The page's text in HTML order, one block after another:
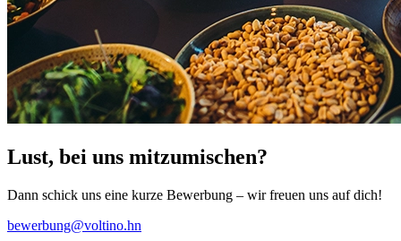
Lust, bei uns mitzumischen?
Dann schick uns eine kurze Bewerbung – wir freuen uns auf dich!
bewerbung@voltino.hn